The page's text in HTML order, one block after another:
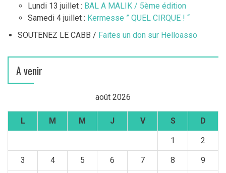
Lundi 13 juillet : BAL A MALIK / 5ème édition
Samedi 4 juillet : Kermesse ” QUEL CIRQUE ! “
SOUTENEZ LE CABB / Faites un don sur Helloasso
A venir
août 2026
L M M J V S D
1 2
3 4 5 6 7 8 9